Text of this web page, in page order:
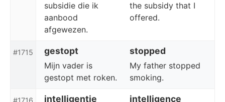
subsidie ​​die ik
aanbood
afgewezen.
the subsidy that I
offered.
#1715 gestopt stopped
Mijn vader is
gestopt met roken.
My father stopped
smoking.
#1716 intelligentie intelligence